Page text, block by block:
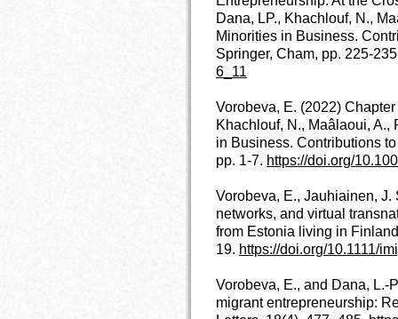
Dana, LP., Khachlouf, N.,
Minorities in Business.
Springer, Cham, pp. 225-
6_11
Vorobeva, E. (2022)
Khachlouf, N., Maâlaoui, A.,
in Business. Contributions
pp. 1-7. https://doi.org/
Vorobeva, E., Jauhiainen,
networks, and virtual
from Estonia living in
19. https://doi.org/10.1111/
Vorobeva, E., and Dana, L.-
migrant entrepreneurship: